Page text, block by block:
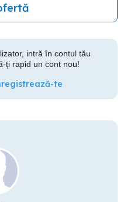
intră în contul tău
ți rapid un cont nou!
te